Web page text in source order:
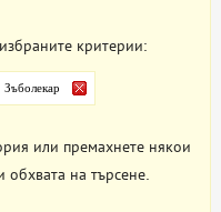
критерии:
Зъболекар
или премахнете някои
на търсене.